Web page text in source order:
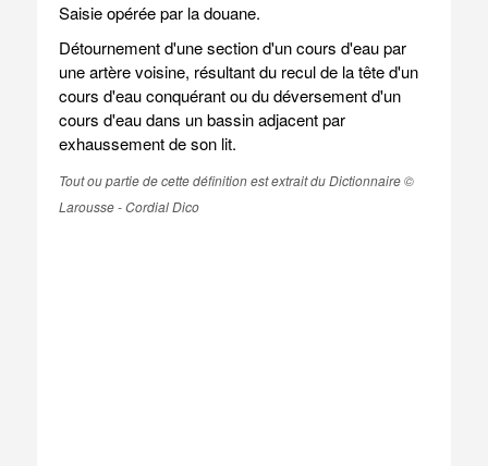
Saisie opérée par la douane.
Détournement d'une section d'un cours d'eau par
une artère voisine, résultant du recul de la tête d'un
cours d'eau conquérant ou du déversement d'un
cours d'eau dans un bassin adjacent par
exhaussement de son lit.
Tout ou partie de cette définition est extrait du Dictionnaire ©
Larousse - Cordial Dico